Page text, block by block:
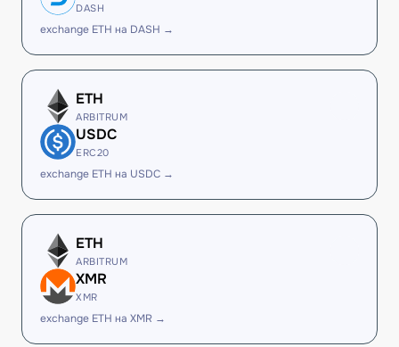
DASH
exchange ETH на DASH →
ETH
ARBITRUM
USDC
ERC20
exchange ETH на USDC →
ETH
ARBITRUM
XMR
XMR
exchange ETH на XMR →